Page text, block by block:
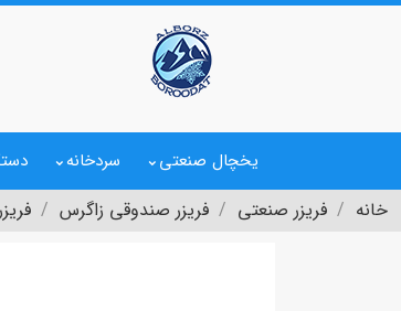
یخچال صنعتی سردخانه
خانه فریزر صنعتی فریزر صندوقی زاگرس فریزر